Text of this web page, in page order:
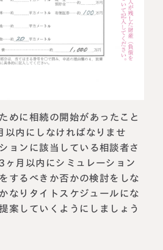
めに相続の開始があったこと
以内にしなければなりませ
ョンに該当している相談者さ
ヶ月以内にシミュレーション
するべきか否かの検討をしな
なりタイトスケジュールにな
案していくようにしましょう